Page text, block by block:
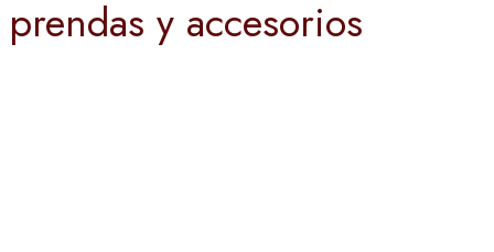
prendas y accesorios